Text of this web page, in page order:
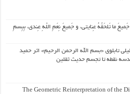
ما تَلحَقُهُ عِنایتی، و جَمیعَ نِعَمِ اللّهِ عِندی، بِبِسمِ
تابلوی «بسم الله الرحمن الرحیم» اثر حمید
نقطه تا تجسم حدیث ثقلین
The Geometric Reinterpretation of the